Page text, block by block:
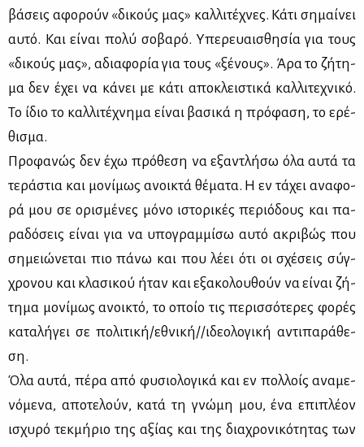
βά­σεις αφο­ρούν «δι­κούς μας» καλ­λι­τέ­χνες. Κά­τι ση­μαί­νει
αυ­τό. Και εί­ναι πο­λύ σο­βα­ρό. Υπε­ρευαι­σθη­σία για τους
«δι­κούς μας», αδια­φο­ρία για τους «ξέ­νους». Άρα το ζή­τη­
μα δεν έχει να κά­νει με κά­τι απο­κλει­στι­κά καλ­λι­τε­χνι­κό.
Το ίδιο το καλ­λι­τέ­χνη­μα εί­ναι βα­σι­κά η πρό­φα­ση, το ερέ­
θι­σμα.
Προ­φα­νώς δεν έχω πρό­θε­ση να εξα­ντλή­σω όλα αυ­τά τα
τε­ρά­στια και μο­νί­μως ανοι­κτά θέ­μα­τα. Η εν τά­χει ανα­φο­
ρά μου σε ορι­σμέ­νες μό­νο ιστο­ρι­κές πε­ριό­δους και πα­
ρα­δό­σεις εί­ναι για να υπο­γραμ­μί­σω αυ­τό ακρι­βώς που
ση­μειώ­νε­ται πιο πά­νω και που λέ­ει ότι οι σχέ­σεις σύγ­
χρο­νου και κλα­σι­κού ήταν και εξα­κο­λου­θούν να εί­ναι ζή­
τη­μα μο­νί­μως ανοι­κτό, το οποίο τις πε­ρισ­σό­τε­ρες φο­ρές
κα­τα­λή­γει σε πο­λι­τι­κή/εθνι­κή//ιδε­ο­λο­γι­κή αντι­πα­ρά­θε­
ση.
Όλα αυ­τά, πέ­ρα από φυ­σιο­λο­γι­κά και εν πολ­λοίς ανα­με­
νό­με­να, απο­τε­λούν, κα­τά τη γνώ­μη μου, ένα επι­πλέ­ον
ισχυ­ρό τεκ­μή­ριο της αξί­ας και της δια­χρο­νι­κό­τη­τας των